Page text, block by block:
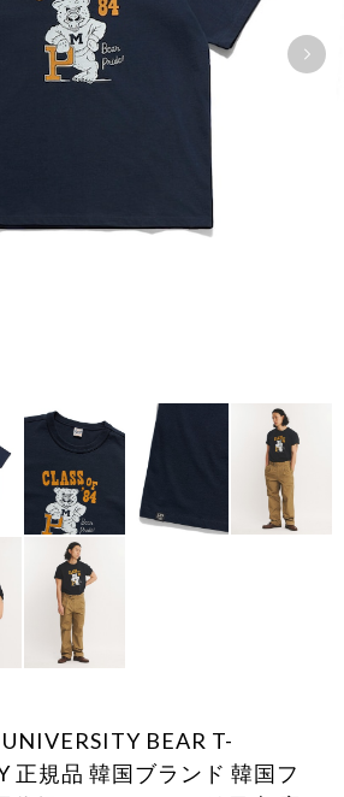
BEAR T-
正規品 韓国ブランド 韓国フ